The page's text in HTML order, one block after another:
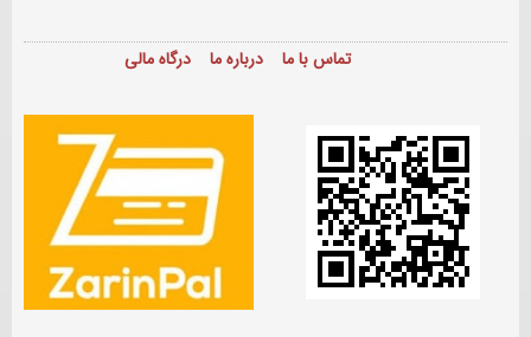
تماس با ما درباره ما درگاه مالی